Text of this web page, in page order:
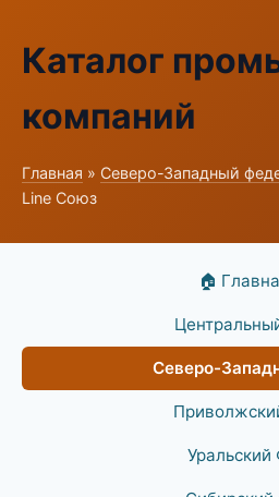
Каталог
компаний
Главная » Северо-Западный
Line Союз
🏠
Северо-